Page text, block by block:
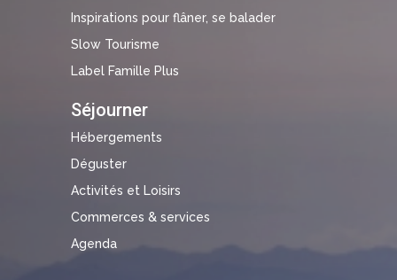
Inspirations pour flâner, se balader
Slow Tourisme
Label Famille Plus
Séjourner
Hébergements
Déguster
Activités et Loisirs
Commerces & services
Agenda